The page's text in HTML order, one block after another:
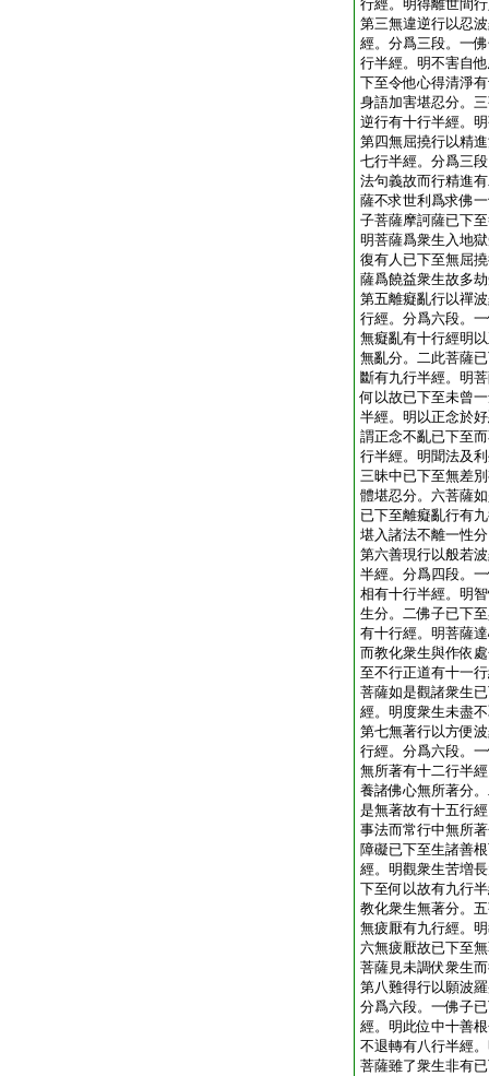
行經。明得離世間
第三無違逆行以忍
經。分爲三段。一
行半經。明不害自
下至令他心得清淨
身語加害堪忍分。
逆行有十行半經。
第四無屈撓行以精
七行半經。分爲三
法句義故而行精進
薩不求世利爲求佛
子菩薩摩訶薩已下
明菩薩爲衆生入地
復有人已下至無屈
薩爲饒益衆生故多
第五離癡亂行以禪
行經。分爲六段。
無癡亂有十行經明
無亂分。二此菩薩
斷有九行半經。明
何以故已下至未曾
半經。明以正念於
謂正念不亂已下至
行半經。明聞法及
三昧中已下至無差
體堪忍分。六菩薩
已下至離癡亂行有
堪入諸法不離一性分
第六善現行以般若
半經。分爲四段。
相有十行半經。明
生分。二佛子已下
有十行經。明菩薩
而教化衆生與作依
至不行正道有十一
菩薩如是觀諸衆生
經。明度衆生未盡
第七無著行以方便
行經。分爲六段。
無所著有十二行半
養諸佛心無所著分
是無著故有十五行
事法而常行中無所
障礙已下至生諸善
經。明觀衆生苦増
下至何以故有九行
教化衆生無著分。
無疲厭有九行經。
六無疲厭故已下至
菩薩見未調伏衆生
第八難得行以願波
分爲六段。一佛子
經。明此位中十善
不退轉有八行半經
菩薩雖了衆生非有